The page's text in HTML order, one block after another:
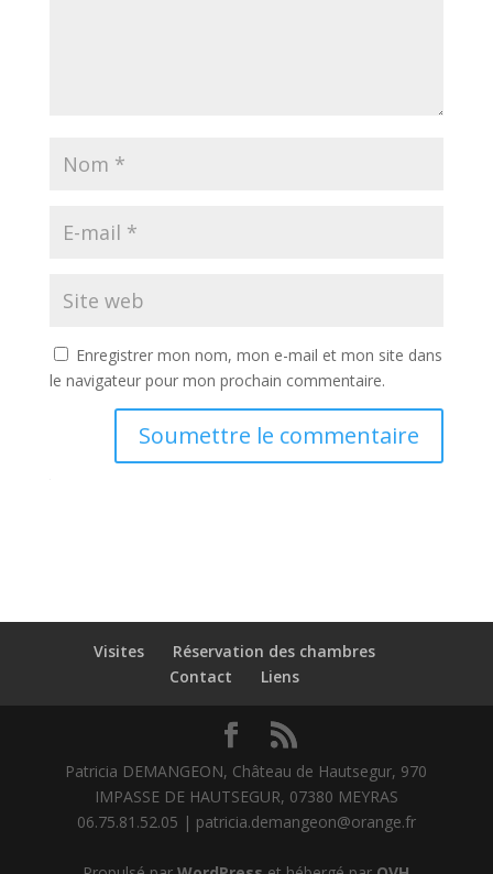
Enregistrer mon nom, mon e-mail et mon site dans
le navigateur pour mon prochain commentaire.
Soumettre le commentaire
Visites
Réservation des chambres
Contact
Liens
Patricia DEMANGEON, Château de Hautsegur, 970
IMPASSE DE HAUTSEGUR, 07380 MEYRAS
06.75.81.52.05 | patricia.demangeon@orange.fr